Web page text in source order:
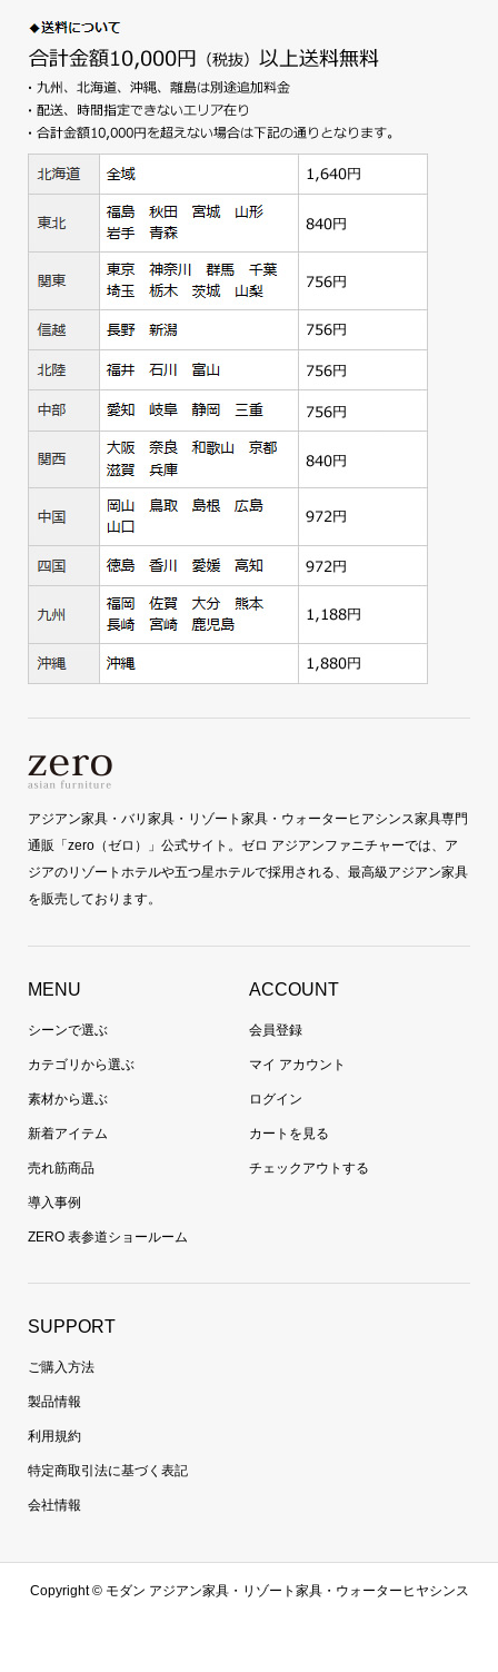
アジアン家具・バリ家具・リゾート家具・ウォーターヒアシンス家具専門
通販「zero（ゼロ）」公式サイト。ゼロ アジアンファニチャーでは、ア
ジアのリゾートホテルや五つ星ホテルで採用される、最高級アジアン家具
を販売しております。
MENU
シーンで選ぶ
カテゴリから選ぶ
素材から選ぶ
新着アイテム
売れ筋商品
導入事例
ZERO 表参道ショールーム
ACCOUNT
会員登録
マイ アカウント
ログイン
カートを見る
チェックアウトする
SUPPORT
ご購入方法
製品情報
利用規約
特定商取引法に基づく表記
会社情報
Copyright ©モダン アジアン家具・リゾート家具・ウォーターヒヤシンス